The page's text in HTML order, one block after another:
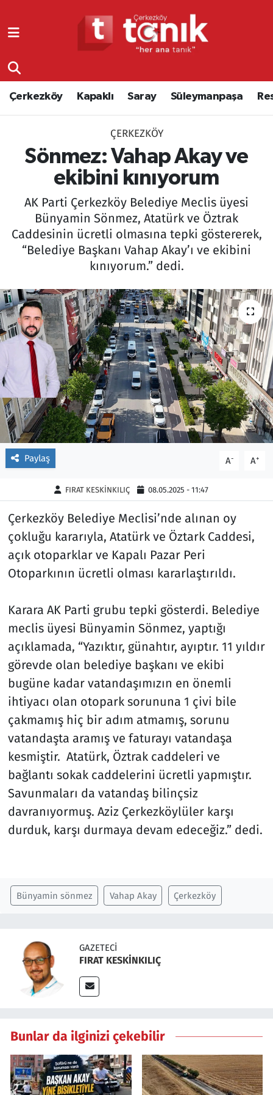
Çerkezköy Kapaklı Saray Süleymanpaşa
ÇERKEZKÖY
Sönmez: Vahap Akay ve
ekibini kınıyorum
AK Parti Çerkezköy Belediye Meclis üyesi
Bünyamin Sönmez, Atatürk ve Öztrak
Caddesinin ücretli olmasına tepki göstererek,
“Belediye Başkanı Vahap Akay’ı ve ekibini
kınıyorum.” dedi.
Paylaş A- A+
FIRAT KESKİNKILIÇ 08.05.2025 - 11:47
Çerkezköy Belediye Meclisi’nde alınan oy
çokluğu kararıyla, Atatürk ve Öztark Caddesi,
açık otoparklar ve Kapalı Pazar Peri
Otoparkının ücretli olması kararlaştırıldı.
Karara AK Parti grubu tepki gösterdi. Belediye
meclis üyesi Bünyamin Sönmez, yaptığı
açıklamada, “Yazıktır, günahtır, ayıptır. 11 yıldır
görevde olan belediye başkanı ve ekibi
bugüne kadar vatandaşımızın en önemli
ihtiyacı olan otopark sorununa 1 çivi bile
çakmamış hiç bir adım atmamış, sorunu
vatandaşta aramış ve faturayı vatandaşa
kesmiştir. Atatürk, Öztrak caddeleri ve
bağlantı sokak caddelerini ücretli yapmıştır.
Savunmaları da vatandaş bilinçsiz
davranıyormuş. Aziz Çerkezköylüler karşı
durduk, karşı durmaya devam edeceğiz.” dedi.
Bünyamin sönmez Vahap Akay Çerkezköy
GAZETECI
FIRAT KESKİNKILIÇ
Bunlar da ilginizi çekebilir
Resmi Reklamlar
Tekirdağ
Asayiş
Ekonomi
Siyaset
Foto Galeri
Video
Yazarlar
Ara
Eğitim
Ekonomi
Ergene
Gündem
Kapaklı
Kırklareli
Kültür Sanat
Malkara
Marmaraereğlisi
Sağlık
Saray
Şarköy
Siyaset
Spor
Süleymanpaşa
Tekirdağ
Tekirdağ Nöbetçi Eczaneler
Tekirdağ Trafik Yoğunluk Haritası
Süper Lig Puan Durumu ve Fikstür
Tüm Manşetler
Son Dakika Haberleri